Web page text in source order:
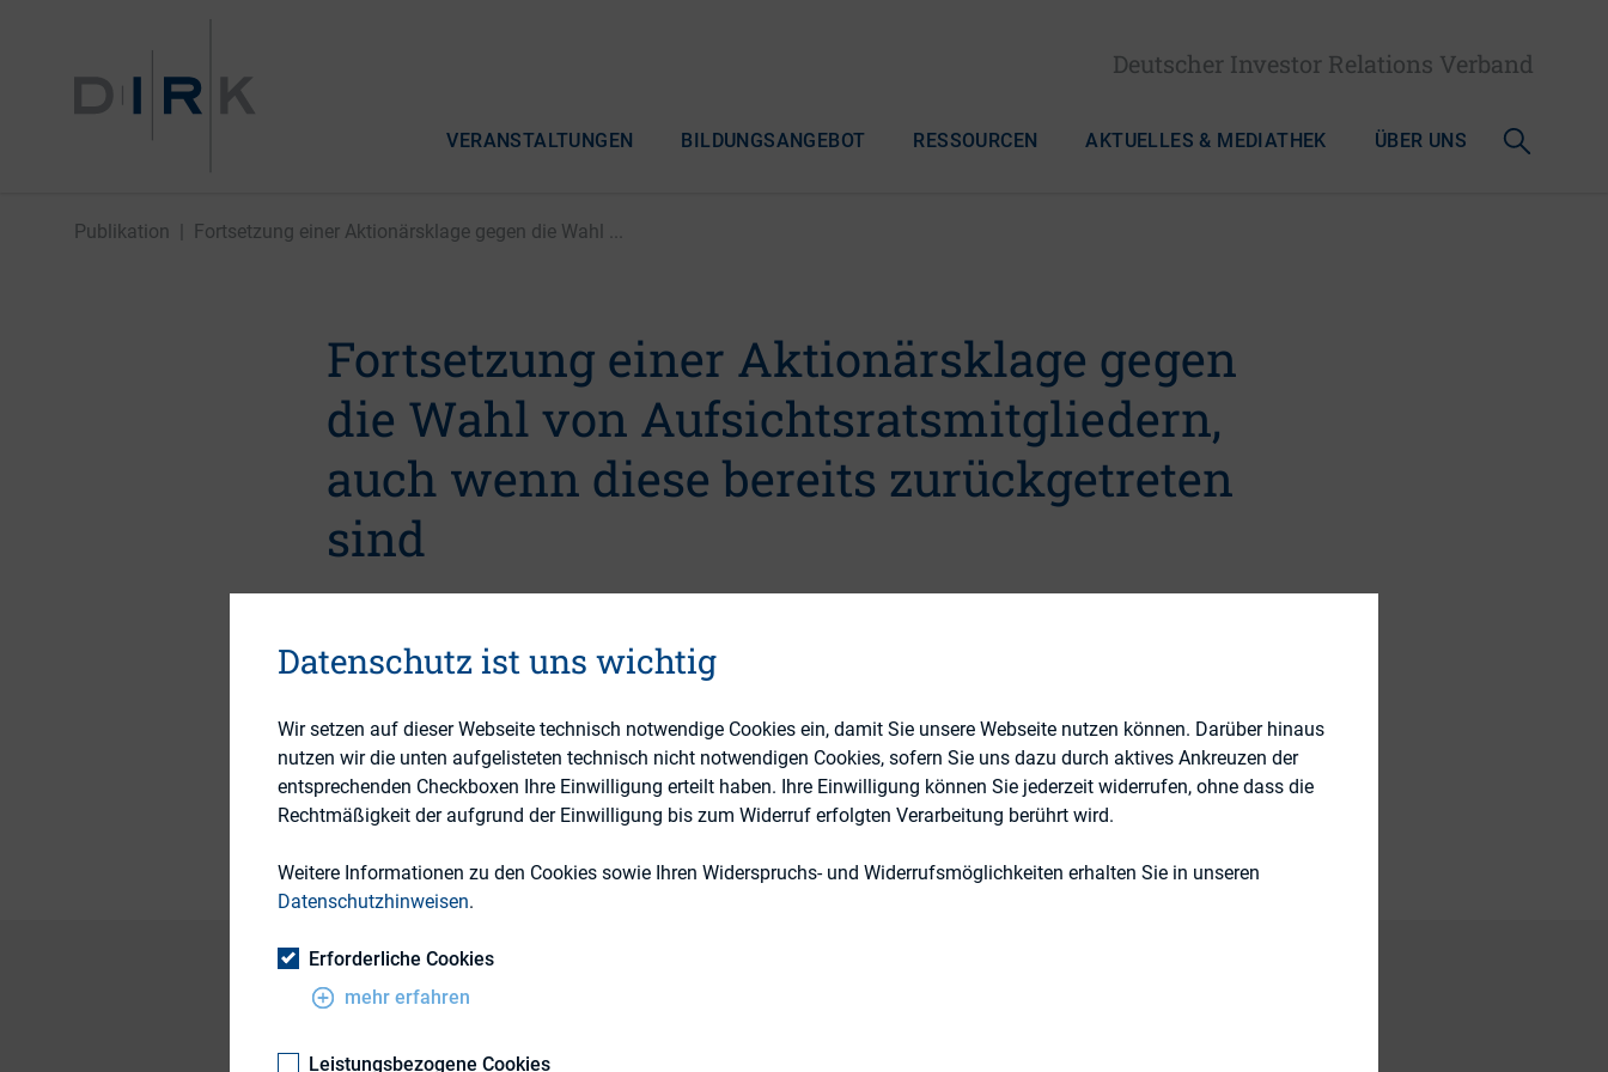
Deutscher Investor Relations Verband
VERANSTALTUNGEN BILDUNGSANGEBOT RESSOURCEN AKTUELLES & MEDIATHEK ÜBER UNS
Publikation Fortsetzung einer Aktionärsklage gegen die Wahl ...
Fortsetzung einer Aktionärsklage gegen
die Wahl von Aufsichtsratsmitgliedern,
auch wenn diese bereits zurückgetreten
sind
19. September 2013
Themengebiet
ESG (inkl. Nachhaltigkeit & Governance)
Publikationsform
Externe Publikationen
Datenschutz ist uns wichtig
Wir setzen auf dieser Webseite technisch notwendige Cookies ein, damit Sie unsere Webseite nutzen können. Darüber hinaus
nutzen wir die unten aufgelisteten technisch nicht notwendigen Cookies, sofern Sie uns dazu durch aktives Ankreuzen der
entsprechenden Checkboxen Ihre Einwilligung erteilt haben. Ihre Einwilligung können Sie jederzeit widerrufen, ohne dass die
Rechtmäßigkeit der aufgrund der Einwilligung bis zum Widerruf erfolgten Verarbeitung berührt wird.
Weitere Informationen zu den Cookies sowie Ihren Widerspruchs- und Widerrufsmöglichkeiten erhalten Sie in unseren
Datenschutzhinweisen.
Erforderliche Cookies
mehr erfahren
Leistungsbezogene Cookies